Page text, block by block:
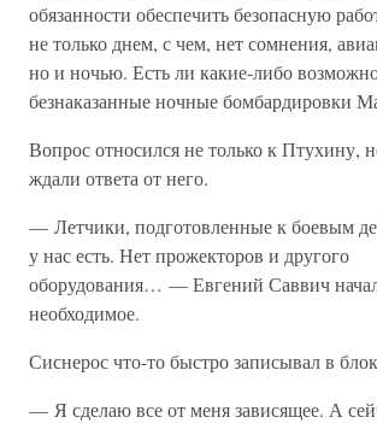
обязанности обеспечить безопасную
не только днем, с чем, нет сомнения,
но и ночью. Есть ли какие-либо
безнаказанные ночные бомбардировки
Вопрос относился не только к Птухину,
ждали ответа от него.
— Летчики, подготовленные к боевым
у нас есть. Нет прожекторов и другого
оборудования… — Евгений Саввич
необходимое.
Сиснерос что-то быстро записывал в
— Я сделаю все от меня зависящее. А